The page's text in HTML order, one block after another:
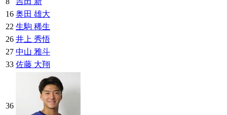
16 奥田 雄大
22 生駒 稀生
26 井上 秀悟
27 中山 雅斗
33 佐藤 大翔
36